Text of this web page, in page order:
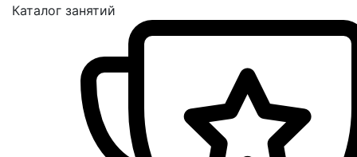
Каталог занятий